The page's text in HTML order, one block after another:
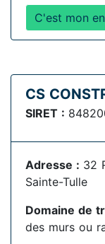
C'est mon
CS
SIRET :
Adresse : 32
Sainte-Tulle
Domaine de
des murs ou